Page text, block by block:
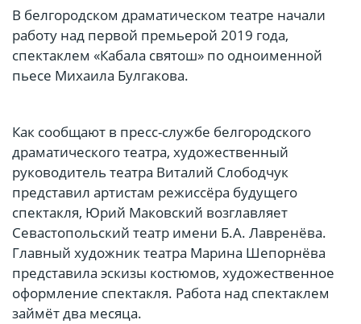
В белгородском драматическом театре начали
работу над первой премьерой 2019 года,
спектаклем «Кабала святош» по одноименной
пьесе Михаила Булгакова.
Как сообщают в пресс-службе белгородского
драматического театра, художественный
руководитель театра Виталий Слободчук
представил артистам режиссёра будущего
спектакля, Юрий Маковский возглавляет
Севастопольский театр имени Б.А. Лавренёва.
Главный художник театра Марина Шепорнёва
представила эскизы костюмов, художественное
оформление спектакля. Работа над спектаклем
займёт два месяца.